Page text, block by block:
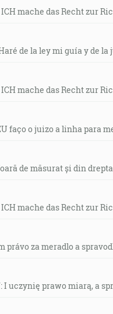
ICH mache das Recht zur
de la ley mi guía y de
ICH mache das Recht zur
faço o juizo a linha para
de măsurat și din
ICH mache das Recht zur
právo za meradlo a
I uczynię prawo miarą, a